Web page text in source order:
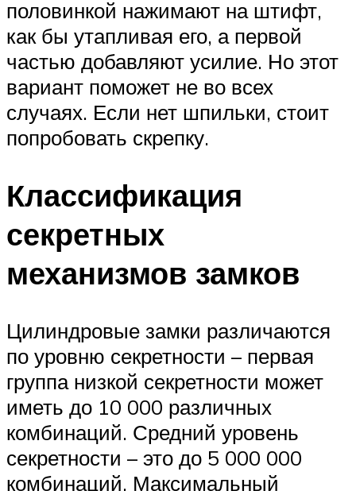
половинкой нажимают на штифт,
как бы утапливая его, а первой
частью добавляют усилие. Но этот
вариант поможет не во всех
случаях. Если нет шпильки, стоит
попробовать скрепку.
Классификация
секретных
механизмов замков
Цилиндровые замки различаются
по уровню секретности – первая
группа низкой секретности может
иметь до 10 000 различных
комбинаций. Средний уровень
секретности – это до 5 000 000
комбинаций. Максимальный